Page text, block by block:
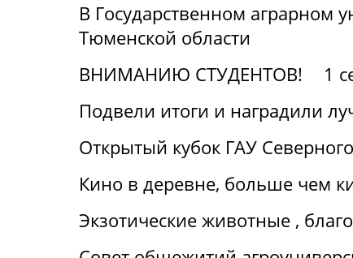
В Государственном аграрном
Тюменской области
ВНИМАНИЮ СТУДЕНТОВ!
1
Подвели итоги и наградили
Открытый кубок ГАУ
Кино в деревне, больше чем
Экзотические животные ,